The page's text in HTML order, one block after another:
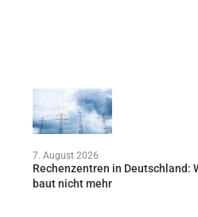
7. August 2026
Rechenzentren in Deutschland:
baut nicht mehr